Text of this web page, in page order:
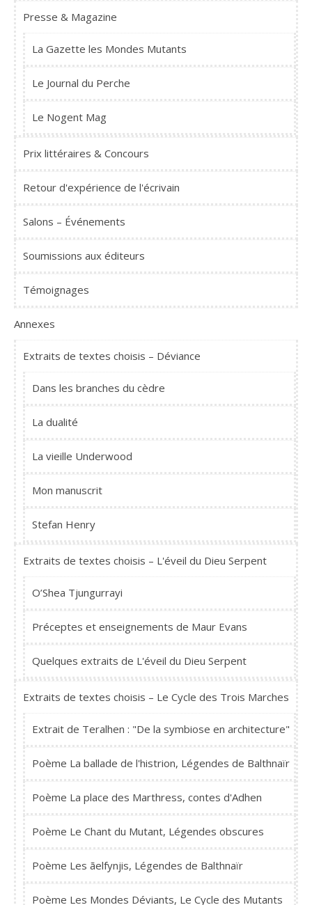
Presse & Magazine
La Gazette les Mondes Mutants
Le Journal du Perche
Le Nogent Mag
Prix littéraires & Concours
Retour d'expérience de l'écrivain
Salons – Événements
Soumissions aux éditeurs
Témoignages
Annexes
Extraits de textes choisis – Déviance
Dans les branches du cèdre
La dualité
La vieille Underwood
Mon manuscrit
Stefan Henry
Extraits de textes choisis – L'éveil du Dieu Serpent
O’Shea Tjungurrayi
Préceptes et enseignements de Maur Evans
Quelques extraits de L'éveil du Dieu Serpent
Extraits de textes choisis – Le Cycle des Trois Marches
Extrait de Teralhen : "De la symbiose en architecture"
Poème La ballade de l'histrion, Légendes de Balthnaïr
Poème La place des Marthress, contes d'Adhen
Poème Le Chant du Mutant, Légendes obscures
Poème Les ãelfynjis, Légendes de Balthnaïr
Poème Les Mondes Déviants, Le Cycle des Mutants